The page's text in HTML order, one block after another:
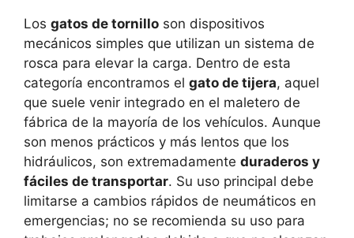
Los gatos de tornillo son dispositivos
mecánicos simples que utilizan un sistema de
rosca para elevar la carga. Dentro de esta
categoría encontramos el gato de tijera, aquel
que suele venir integrado en el maletero de
fábrica de la mayoría de los vehículos. Aunque
son menos prácticos y más lentos que los
hidráulicos, son extremadamente duraderos y
fáciles de transportar. Su uso principal debe
limitarse a cambios rápidos de neumáticos en
emergencias; no se recomienda su uso para